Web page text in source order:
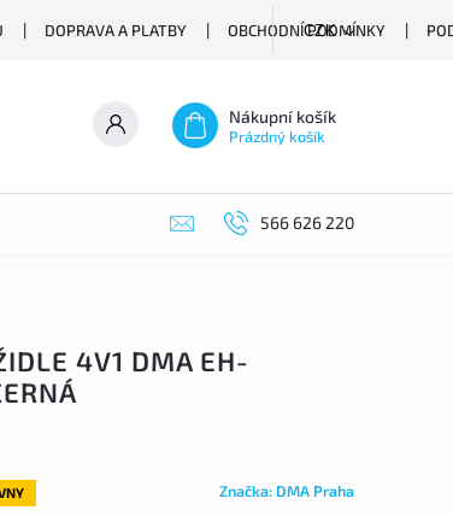
DOPRAVA A PLATBY OBCHODNÍ PODMÍNKY
CZK
Nákupní košík
Prázdný košík
566 626 220
4V1 DMA EH-
Značka: DMA Praha